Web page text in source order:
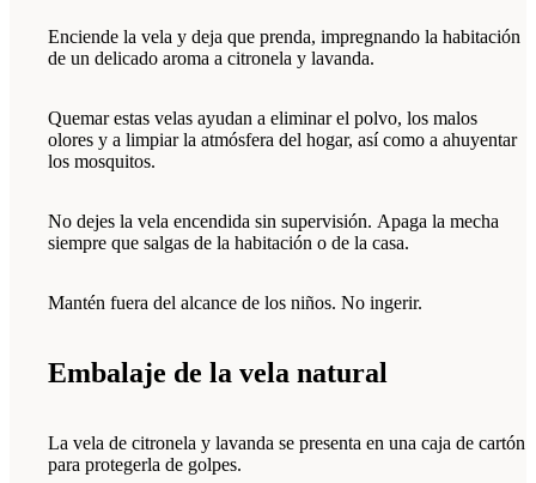
Enciende la vela y deja que prenda, impregnando la habitación
de un delicado aroma a citronela y lavanda.
Quemar estas velas ayudan a eliminar el polvo, los malos
olores y a limpiar la atmósfera del hogar, así como a ahuyentar
los mosquitos.
No dejes la vela encendida sin supervisión. Apaga la mecha
siempre que salgas de la habitación o de la casa.
Mantén fuera del alcance de los niños. No ingerir.
Embalaje de la vela natural
La vela de citronela y lavanda se presenta en una caja de cartón
para protegerla de golpes.